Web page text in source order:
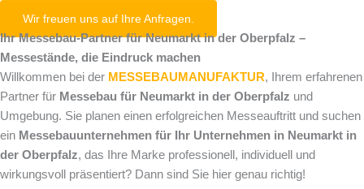
Wir freuen uns auf Ihre Anfragen.
Ihr Messebau-Partner für Neumarkt in der Oberpfalz –
Messestände, die Eindruck machen
Willkommen bei der MESSEBAUMANUFAKTUR, Ihrem erfahrenen
Partner für Messebau für Neumarkt in der Oberpfalz und
Umgebung. Sie planen einen erfolgreichen Messeauftritt und suchen
ein Messebauunternehmen für Ihr Unternehmen in Neumarkt in
der Oberpfalz, das Ihre Marke professionell, individuell und
wirkungsvoll präsentiert? Dann sind Sie hier genau richtig!